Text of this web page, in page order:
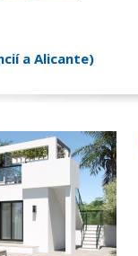
a Alicante)